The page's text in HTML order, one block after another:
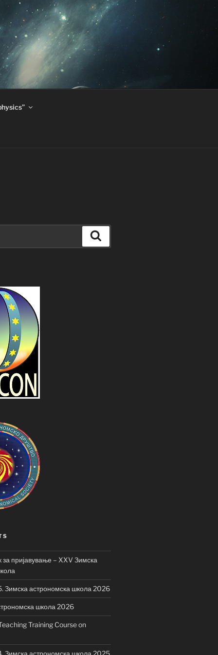
пријавување – XXV Зимска
Зимска астрономска школа 2026
школа 2026
Training Course on
Зимска астрономска школа 2025